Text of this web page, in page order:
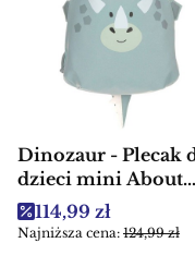
Dinozaur - Plecak
dzieci mini About
Friends Lassig
Cena promocyjna
114,99 zł
Najniższa cena: 124,99 zł